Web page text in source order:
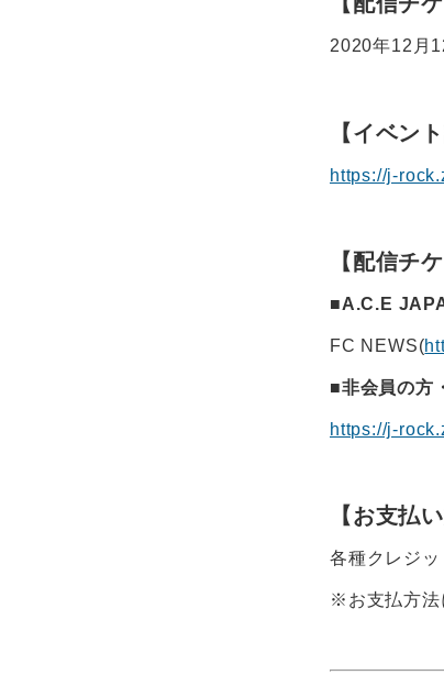
2020年12月
【イベン
https://j-
【配信チ
■A.C.E
FC NEWS(
■非会員の方
https://j-
【お支払
各種クレジ
※お支払方法